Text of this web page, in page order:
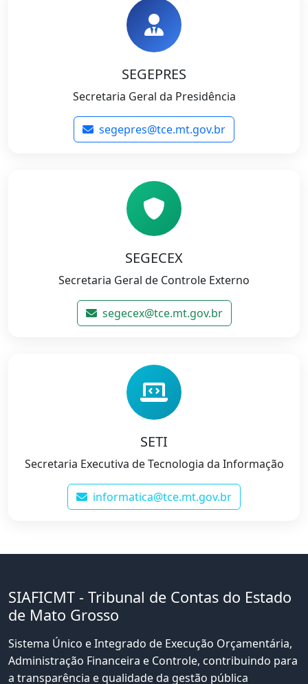
SEGEPRES
Secretaria Geral da Presidência
segepres@tce.mt.gov.br
SEGECEX
Secretaria Geral de Controle Externo
segecex@tce.mt.gov.br
SETI
Secretaria Executiva de Tecnologia da Informação
informatica@tce.mt.gov.br
SIAFICMT - Tribunal de Contas do Estado
de Mato Grosso
Sistema Único e Integrado de Execução Orçamentária,
Administração Financeira e Controle, contribuindo para
a transparência e qualidade da gestão pública